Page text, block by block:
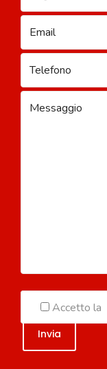
Accetto la